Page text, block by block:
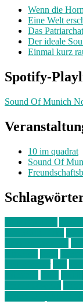
Wenn die
Eine Welt
Das
Der ideale
Einmal kurz
Spotify-
Sound Of Munich
10 im quadrat
Sound Of